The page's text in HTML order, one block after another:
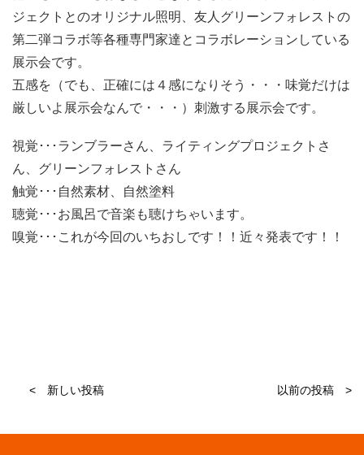
ジェクトとのオリジナル照明、友人グリーンフォレストの
第二弾コラボ等各種専門家達とコラボレーションしている
展示会です。
五感を（でも、正確には４感になりそう・・・味覚だけは
厳しいよ展示会なんで・・・）刺激する展示会です。
視覚･･･ランブラーさん、ライティングプロジェクトさ
ん、グリーンフォレストさん
触覚･･･自然素材、自然塗料
聴覚･･･お風呂で音楽も聴けちゃいます。
嗅覚･･･これが今回のいちおしです！！近々発表です！！
< 新しい投稿 以前の投稿 >